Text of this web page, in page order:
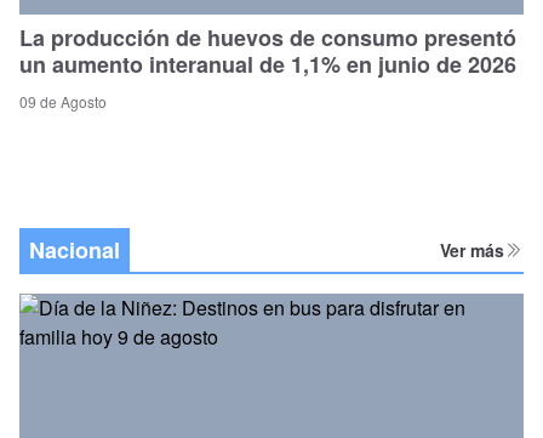
La producción de huevos de consumo presentó
un aumento interanual de 1,1% en junio de 2026
09 de Agosto
Nacional Ver más